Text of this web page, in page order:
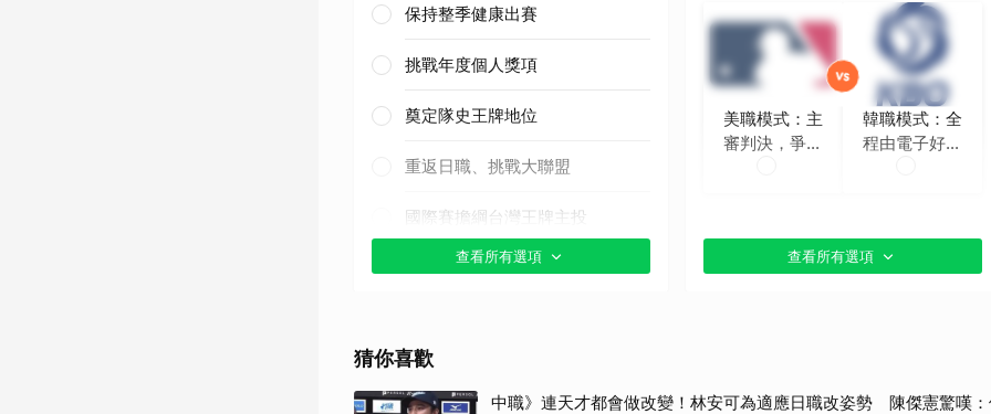
保持整季健康出賽
挑戰年度個人獎項
奠定隊史王牌地位
重返日職、挑戰大聯盟
國際賽擔綱台灣王牌主投
其他（歡迎貼文分享）
查看所有選項
美職模式：主
審判決，爭議
韓職模式：全
程由電子好球
查看所有選項
猜你喜歡
中職》連天才都會做改變！林安可為適應日職改姿勢 陳傑憲驚嘆